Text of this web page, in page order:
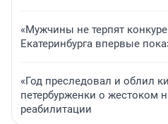
«Мужчины не терпят
Екатеринбурга впервые
«Год преследовал и облил
петербурженки о жестоком
реабилитации